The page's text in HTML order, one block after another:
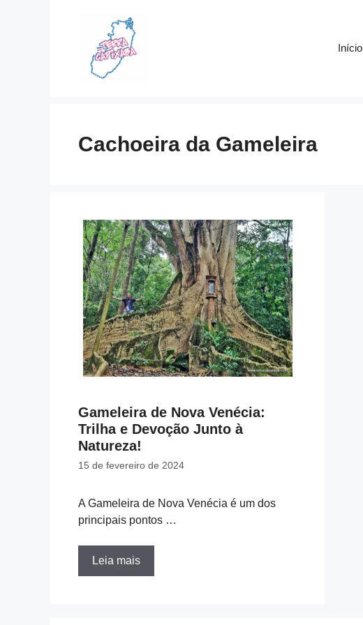
Início
Cachoeira da Gameleira
Gameleira de Nova Venécia:
Trilha e Devoção Junto à
Natureza!
15 de fevereiro de 2024
A Gameleira de Nova Venécia é um dos
principais pontos …
Leia mais